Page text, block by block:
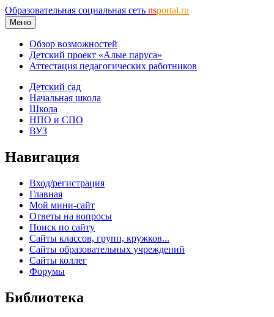
Образовательная социальная сеть nsportal.ru
Меню
Обзор возможностей
Детский проект «Алые паруса»
Аттестация педагогических работников
Детский сад
Начальная школа
Школа
НПО и СПО
ВУЗ
Навигация
Вход/регистрация
Главная
Мой мини-сайт
Ответы на вопросы
Поиск по сайту
Сайты классов, групп, кружков...
Сайты образовательных учреждений
Сайты коллег
Форумы
Библиотека